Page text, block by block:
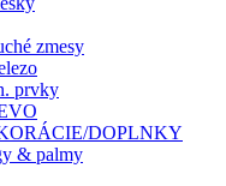
zmesy
prvky
DOPLNKY
& palmy